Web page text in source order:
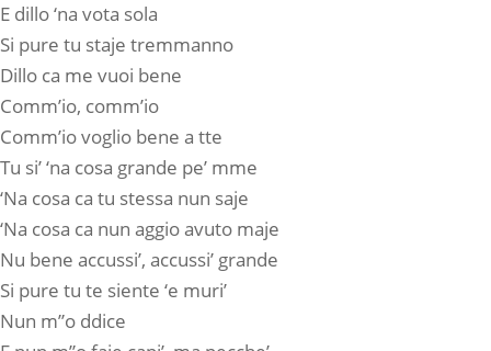
E dillo ‘na vota sola
Si pure tu staje tremmanno
Dillo ca me vuoi bene
Comm’io, comm’io
Comm’io voglio bene a tte
Tu si’ ‘na cosa grande pe’ mme
‘Na cosa ca tu stessa nun saje
‘Na cosa ca nun aggio avuto maje
Nu bene accussi’, accussi’ grande
Si pure tu te siente ‘e muri’
Nun m”o ddice